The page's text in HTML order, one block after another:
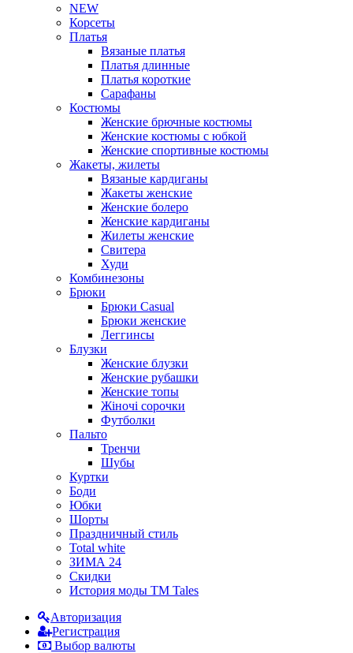
NEW
Корсеты
Платья
Вязаные платья
Платья длинные
Платья короткие
Сарафаны
Костюмы
Женские брючные костюмы
Женские костюмы с юбкой
Женские спортивные костюмы
Жакеты, жилеты
Вязаные кардиганы
Жакеты женские
Женские болеро
Женские кардиганы
Жилеты женские
Свитера
Худи
Комбинезоны
Брюки
Брюки Casual
Брюки женские
Леггинсы
Блузки
Женские блузки
Женские рубашки
Женские топы
Жіночі сорочки
Футболки
Пальто
Тренчи
Шубы
Куртки
Боди
Юбки
Шорты
Праздничный стиль
Total white
ЗИМА 24
Скидки
История моды ТМ Tales
Авторизация
Регистрация
Выбор валюты